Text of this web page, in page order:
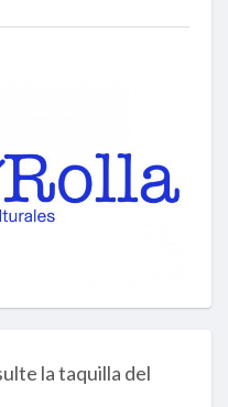
la taquilla del